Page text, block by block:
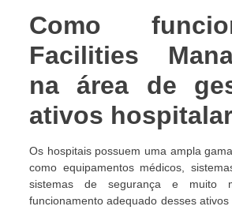
Como
Facilities
na área de
ativos
Os hospitais possuem uma ampla
como equipamentos médicos,
sistemas de segurança e muito
funcionamento adequado desses